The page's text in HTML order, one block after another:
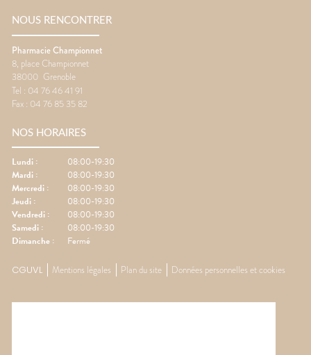
NOUS RENCONTRER
Pharmacie Championnet
8, place Championnet
38000 Grenoble
Tel : 04 76 46 41 91
Fax : 04 76 85 35 82
NOS HORAIRES
Lundi :
08:00-19:30
Mardi :
08:00-19:30
Mercredi :
08:00-19:30
Jeudi :
08:00-19:30
Vendredi :
08:00-19:30
Samedi :
08:00-19:30
Dimanche : Fermé
CGUVL Mentions légales Plan du site Données personnelles et cookies